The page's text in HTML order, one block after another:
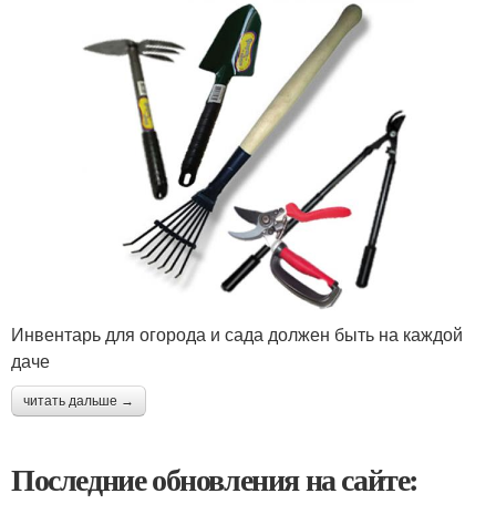
Инвентарь для огорода и сада должен быть на каждой
даче
читать дальше →
Последние обновления на сайте: